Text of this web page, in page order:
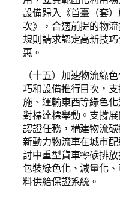
設備歸入《首臺（套
次》，合適前提的物
規則請求認定高新技
惠。
（十五）加速物流綠
巧和設備推行目次，
施、運輸東西等綠色
對標達標舉動。支撐
認證任務，構建物流
新動力物流車在城市
討中重型貨車零碳排
包裝綠色化、減量化
料供給保證系統。